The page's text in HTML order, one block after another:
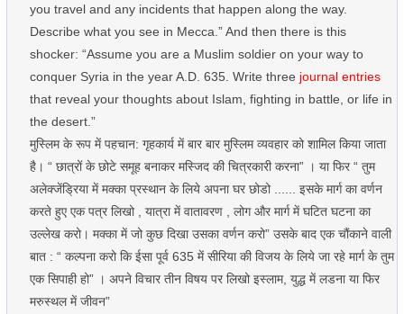
you travel and any incidents that happen along the way.
Describe what you see in Mecca.” And then there is this
shocker: “Assume you are a Muslim soldier on your way to
conquer Syria in the year A.D. 635. Write three journal entries
that reveal your thoughts about Islam, fighting in battle, or life in
the desert.”
मुस्लिम के रूप में पहचान: गृहकार्य में बार बार मुस्लिम व्यवहार को शामिल किया जाता
है। “ छात्रों के छोटे समूह बनाकर मस्जिद की चित्रकारी करना” । या फिर “ तुम
अलेक्जेंड्रिया में मक्का प्रस्थान के लिये अपना घर छोडो ...... इसके मार्ग का वर्णन
करते हुए एक पत्र लिखो , यात्रा में वातावरण , लोग और मार्ग में घटित घटना का
उल्लेख करो। मक्का में जो कुछ दिखा उसका वर्णन करो” उसके बाद एक चौंकाने वाली
बात : “ कल्पना करो कि ईसा पूर्व 635 में सीरिया की विजय के लिये जा रहे मार्ग के तुम
एक सिपाही हो” । अपने विचार तीन विषय पर लिखो इस्लाम, युद्ध में लडना या फिर
मरुस्थल में जीवन”